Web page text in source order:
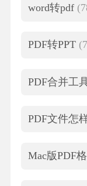
word转pdf
PDF转PPT
PDF合并工
PDF文件怎
Mac版PDF